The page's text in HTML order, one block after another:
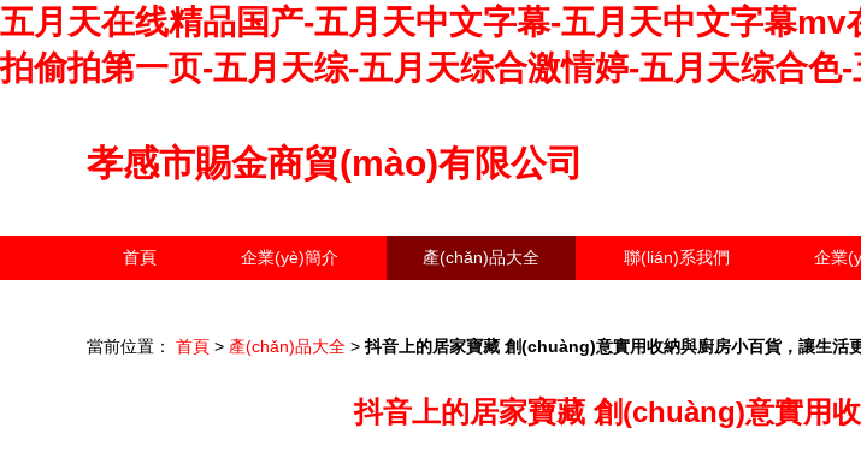
五月天在线精品国产-五月天中文字幕-五月天中文字幕
拍偷拍第一页-五月天综-五月天综合激情婷-五月天综合色
孝感市賜金商貿(mào)有限公司
首頁 企業(yè)簡介 產(chǎn)品大全 聯(lián)系我們 企業
當前位置： 首頁 > 產(chǎn)品大全 > 抖音上的居家寶藏 創(chuàng)意實用收納與廚房小百貨，讓生活
抖音上的居家寶藏 創(chuàng)意實用